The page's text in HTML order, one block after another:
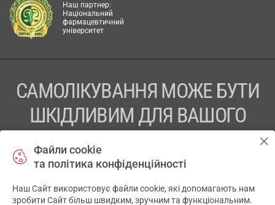
Наш партнер:
Національний
фармацевтичний
університет
САМОЛІКУВАННЯ МОЖЕ БУТИ
ШКІДЛИВИМ ДЛЯ ВАШОГО
ПЕРЕД ЗАСТОСУВАННЯМ ПРЕПАРАТУ ПРОКОНСУЛЬТУЙТЕСЬ
Файли cookie
та політика конфіденційності
Наш Сайт використовує файли cookie, які допомагають нам
зробити Сайт більш швидким, зручним та функціональним.
✕